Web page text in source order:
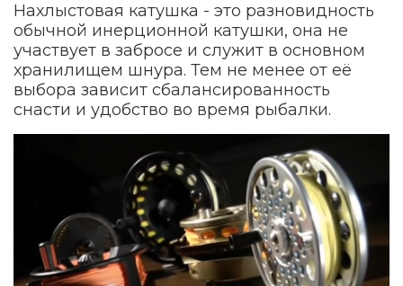
Нахлыстовая катушка - это разновидность
обычной инерционной катушки, она не
участвует в забросе и служит в основном
хранилищем шнура. Тем не менее от её
выбора зависит сбалансированность
снасти и удобство во время рыбалки.